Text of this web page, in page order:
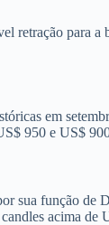
para
em
950 e US$
sua função
acima de